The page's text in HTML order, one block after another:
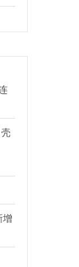
增